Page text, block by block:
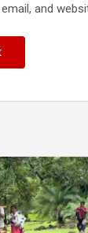
and